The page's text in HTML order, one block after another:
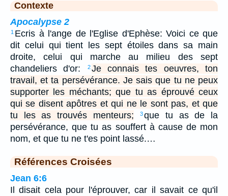
Contexte
Apocalypse 2
1 Ecris à l'ange de l'Eglise d'Ephèse: Voici ce que
dit celui qui tient les sept étoiles dans sa main
droite, celui qui marche au milieu des sept
chandeliers d'or:
2Je connais tes oeuvres, ton
travail, et ta persévérance. Je sais que tu ne peux
supporter les méchants; que tu as éprouvé ceux
qui se disent apôtres et qui ne le sont pas, et que
tu les as trouvés menteurs;
3que tu as de la
persévérance, que tu as souffert à cause de mon
nom, et que tu ne t'es point lassé.…
Références Croisées
Jean 6:6
Il disait cela pour l'éprouver, car il savait ce qu'il